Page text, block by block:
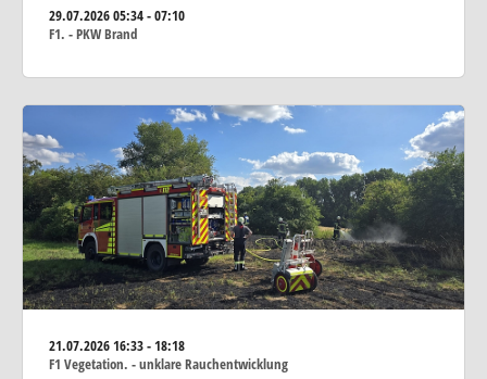
29.07.202605:34 - 07:10
F1. - PKW Brand
21.07.202616:33 - 18:18
F1 Vegetation. - unklare Rauchentwicklung